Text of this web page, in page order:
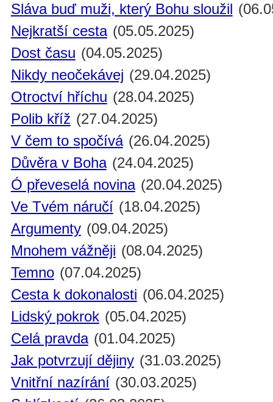
Sláva buď muži, který Bohu sloužil
Nejkratší cesta (05.05.2025)
Dost času (04.05.2025)
Nikdy neočekávej (29.04.2025)
Otroctví hříchu (28.04.2025)
Polib kříž (27.04.2025)
V čem to spočívá (26.04.2025)
Důvěra v Boha (24.04.2025)
Ó převeselá novina (20.04.2025)
Ve Tvém náručí (18.04.2025)
Argumenty (09.04.2025)
Mnohem vážněji (08.04.2025)
Temno (07.04.2025)
Cesta k dokonalosti (06.04.2025)
Lidský pokrok (05.04.2025)
Celá pravda (01.04.2025)
Jak potvrzují dějiny (31.03.2025)
Vnitřní nazírání (30.03.2025)